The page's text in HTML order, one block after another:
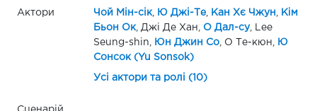
Актори Чой Мін-сік, Ю Джі-Те, Кан Хє Чжун
Кім
Бьон Ок, Джі Де Хан, О Дал-су, Lee
Seung-shin,
Юн Джин Со, О Те-кюн,
Ю
Сонсок (Yu Sonsok)
Усі актори та ролі (10)